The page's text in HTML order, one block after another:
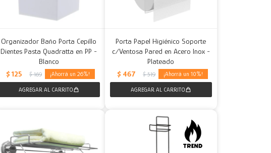
Organizador Baño Porta Cepillo
Dientes Pasta Quadratta en PP -
Blanco
$ 125 $ 169 26
Porta Papel Higiénico Soporte
c/Ventosa Pared en Acero Inox -
Plateado
$ 467 $ 519 10